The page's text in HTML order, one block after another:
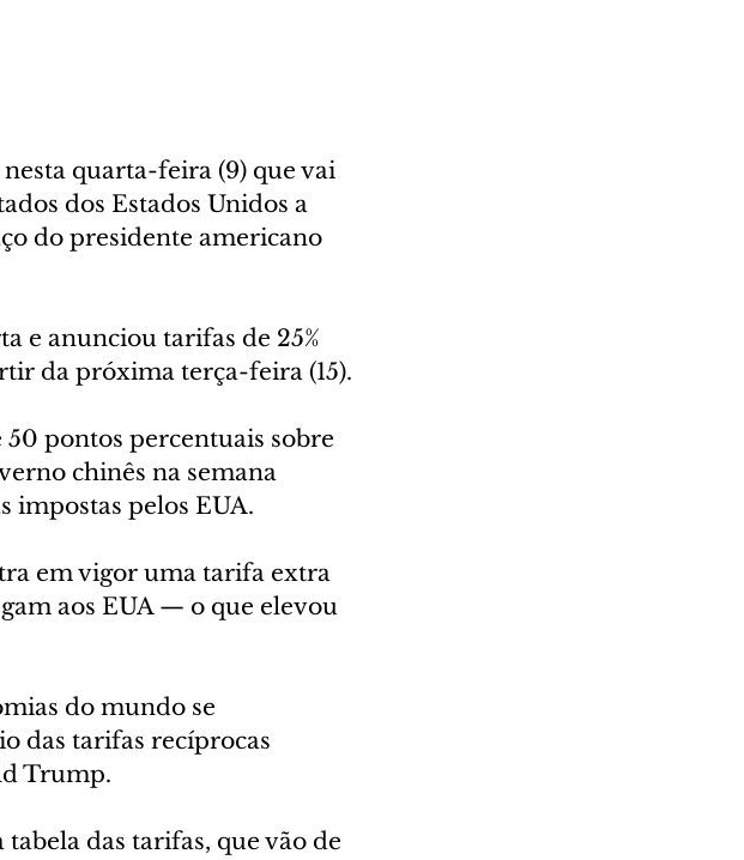
quarta-feira (9) que vai
dos Estados Unidos a
do presidente americano
e anunciou tarifas de 25%
da próxima terça-feira (15).
pontos percentuais sobre
chinês na semana
impostas pelos EUA.
em vigor uma tarifa extra
aos EUA — o que elevou
do mundo se
das tarifas recíprocas
Trump.
das tarifas, que vão de